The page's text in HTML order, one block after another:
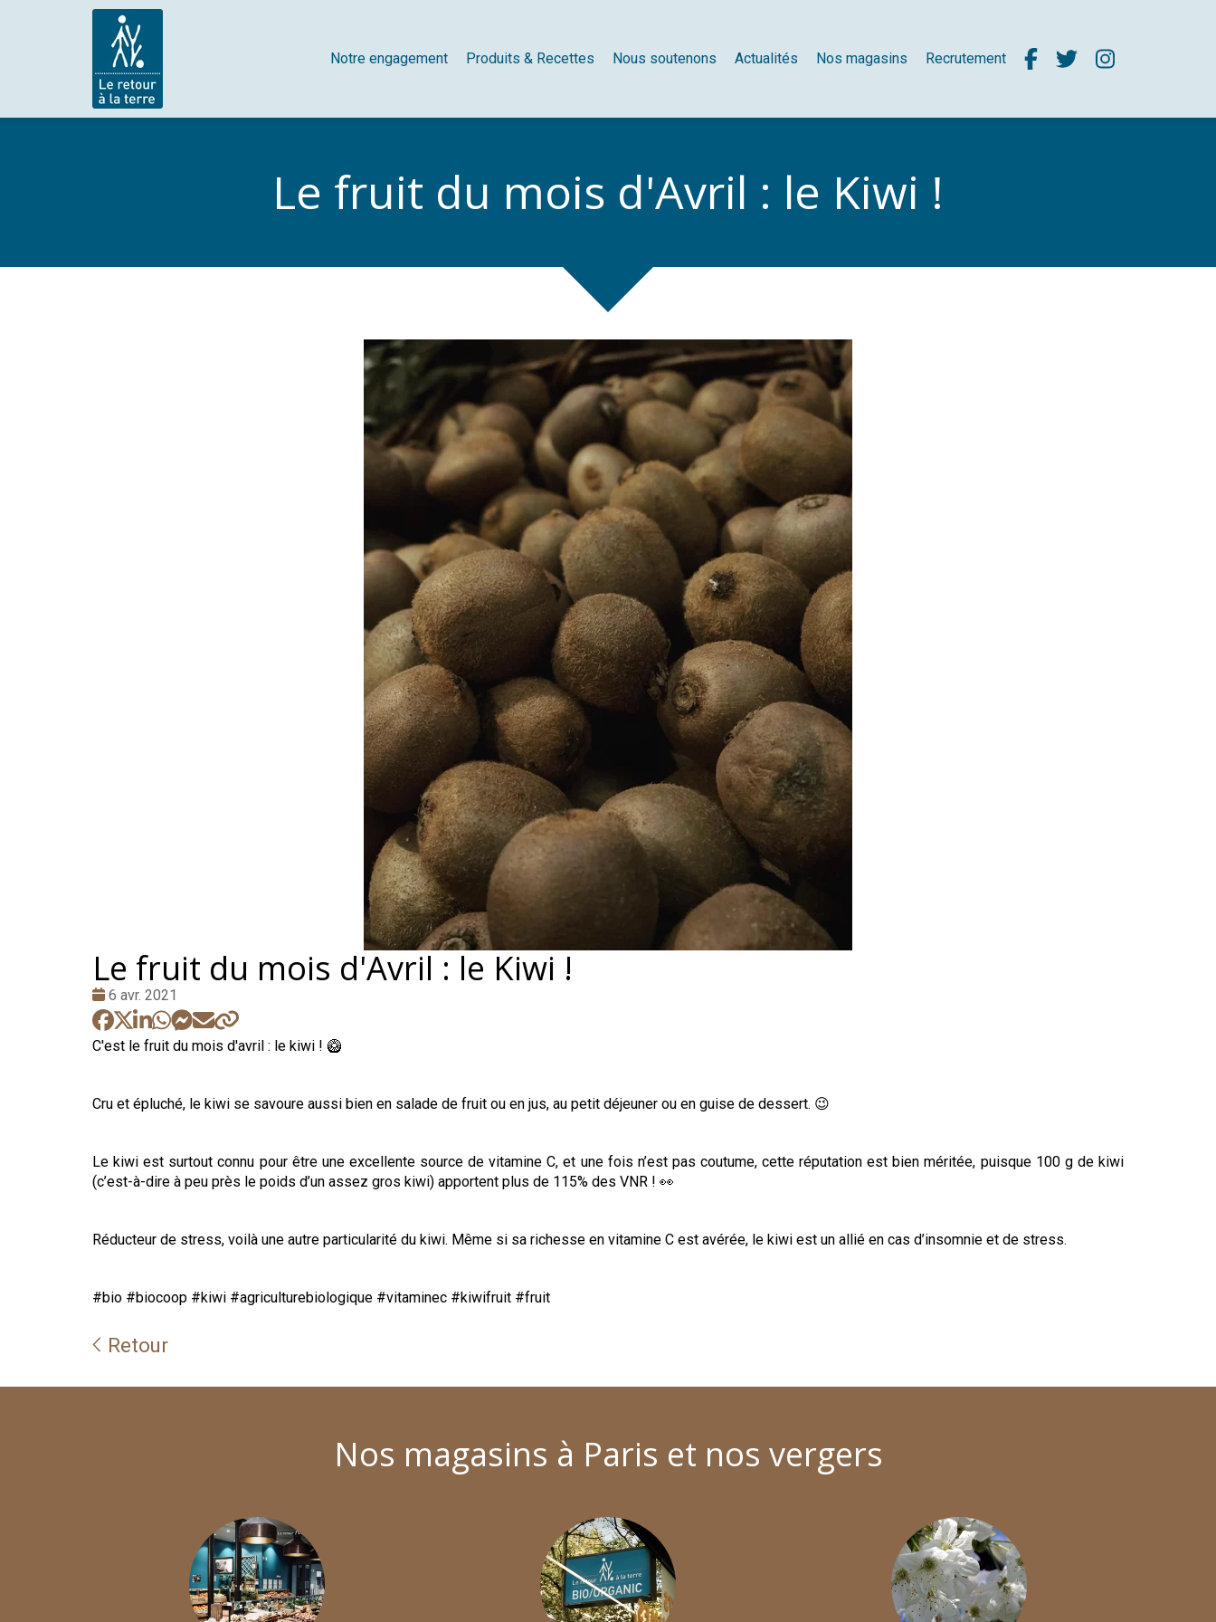
Notre engagement Produits & Recettes Nous soutenons Actualités Nos magasins Recrutement
Le fruit du mois d'Avril : le Kiwi !
Le fruit du mois d'Avril : le Kiwi !
Date
:
6 avr. 2021
C'est le fruit du mois d'avril : le kiwi ! 🥝
Cru et épluché, le kiwi se savoure aussi bien en salade de fruit ou en jus, au petit déjeuner ou en guise de dessert. 😉
Le kiwi est surtout connu pour être une excellente source de vitamine C, et une fois n’est pas coutume, cette réputation est bien méritée, puisque 100 g de kiwi
(c’est-à-dire à peu près le poids d’un assez gros kiwi) apportent plus de 115% des VNR ! 👀
Réducteur de stress, voilà une autre particularité du kiwi. Même si sa richesse en vitamine C est avérée, le kiwi est un allié en cas d’insomnie et de stress.
#bio #biocoop #kiwi #agriculturebiologique #vitaminec #kiwifruit #fruit
Retour
Nos magasins à Paris et nos vergers